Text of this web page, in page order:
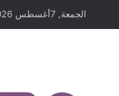
الجمعة, 7أغسطس 2026 ,6:59 مساءً